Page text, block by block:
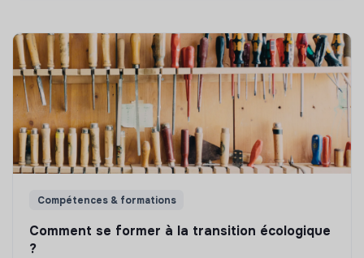
Compétences & formations
Comment se former à la transition écologique
?